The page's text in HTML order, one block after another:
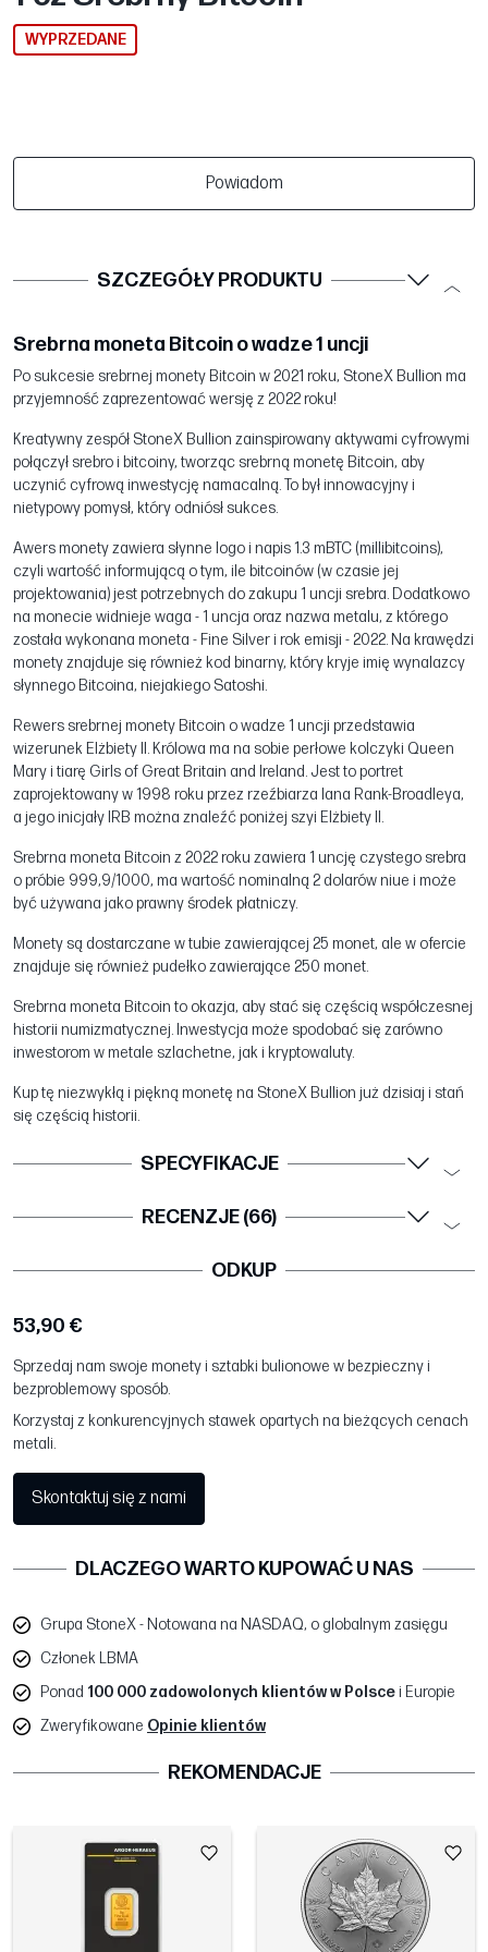
WYPRZEDANE
Powiadom
SZCZEGÓŁY PRODUKTU
Srebrna moneta Bitcoin o wadze 1 uncji
Po sukcesie srebrnej monety Bitcoin w 2021 roku, StoneX Bullion ma
przyjemność zaprezentować wersję z 2022 roku!
Kreatywny zespół StoneX Bullion zainspirowany aktywami cyfrowymi
połączył srebro i bitcoiny, tworząc srebrną monetę Bitcoin, aby
uczynić cyfrową inwestycję namacalną. To był innowacyjny i
nietypowy pomysł, który odniósł sukces.
Awers monety zawiera słynne logo i napis 1.3 mBTC (millibitcoins),
czyli wartość informującą o tym, ile bitcoinów (w czasie jej
projektowania) jest potrzebnych do zakupu 1 uncji srebra. Dodatkowo
na monecie widnieje waga - 1 uncja oraz nazwa metalu, z którego
została wykonana moneta - Fine Silver i rok emisji - 2022. Na krawędzi
monety znajduje się również kod binarny, który kryje imię wynalazcy
słynnego Bitcoina, niejakiego Satoshi.
Rewers srebrnej monety Bitcoin o wadze 1 uncji przedstawia
wizerunek Elżbiety II. Królowa ma na sobie perłowe kolczyki Queen
Mary i tiarę Girls of Great Britain and Ireland. Jest to portret
zaprojektowany w 1998 roku przez rzeźbiarza Iana Rank-Broadleya,
a jego inicjały IRB można znaleźć poniżej szyi Elżbiety II.
Srebrna moneta Bitcoin z 2022 roku zawiera 1 uncję czystego srebra
o próbie 999,9/1000, ma wartość nominalną 2 dolarów niue i może
być używana jako prawny środek płatniczy.
Monety są dostarczane w tubie zawierającej 25 monet, ale w ofercie
znajduje się również pudełko zawierające 250 monet.
Srebrna moneta Bitcoin to okazja, aby stać się częścią współczesnej
historii numizmatycznej. Inwestycja może spodobać się zarówno
inwestorom w metale szlachetne, jak i kryptowaluty.
Kup tę niezwykłą i piękną monetę na StoneX Bullion już dzisiaj i stań
się częścią historii.
SPECYFIKACJE
RECENZJE (66)
ODKUP
53,90 €
Sprzedaj nam swoje monety i sztabki bulionowe w bezpieczny i
bezproblemowy sposób.
Korzystaj z konkurencyjnych stawek opartych na bieżących cenach
metali.
Skontaktuj się z nami
DLACZEGO WARTO KUPOWAĆ U NAS
Grupa StoneX - Notowana na NASDAQ, o globalnym zasięgu
Członek LBMA
Ponad 100 000 zadowolonych klientów w Polscei Europie
Zweryfikowane Opinie klientów
REKOMENDACJE